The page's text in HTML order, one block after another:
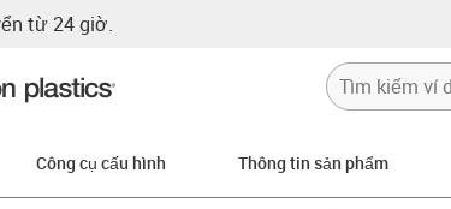
từ 24 giờ.
Công cụ cấu hình Thông tin sản phẩm